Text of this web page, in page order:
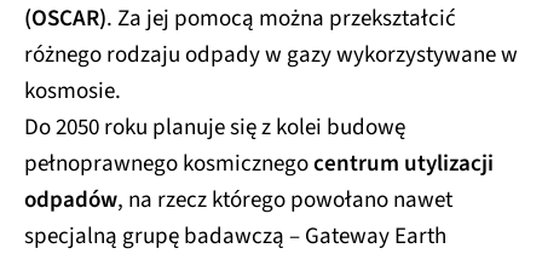
(OSCAR). Za jej pomocą można przekształcić
różnego rodzaju odpady w gazy wykorzystywane w
kosmosie.
Do 2050 roku planuje się z kolei budowę
pełnoprawnego kosmicznegocentrum utylizacji
odpadów, na rzecz którego powołano nawet
specjalną grupę badawczą – Gateway Earth